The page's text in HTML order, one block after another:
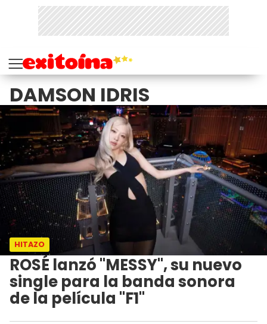
DAMSON IDRIS
HITAZO
ROSÉ lanzó "MESSY", su nuevo
single para la banda sonora
de la película "F1"